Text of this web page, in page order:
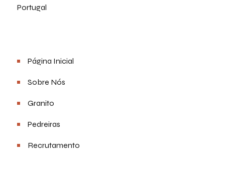
Portugal
Página Inicial
Sobre Nós
Granito
Pedreiras
Recrutamento